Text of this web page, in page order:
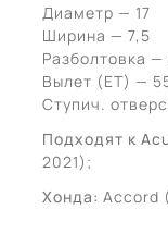
Диаметр — 17
Ширина — 7,5
Разболтовка —
Вылет (ЕТ) —
Ступич.
Подходят к
2021);
Хонда: Accord